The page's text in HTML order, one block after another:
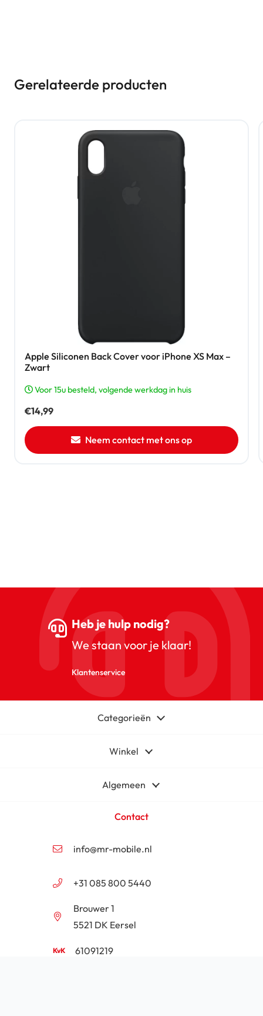
Gerelateerde producten
Apple Siliconen Back Cover voor iPhone XS Max –
Zwart
Voor 15u besteld, volgende werkdag in huis
€14,99
Neem contact met ons op
Heb je hulp nodig?
We staan voor je klaar!
Klantenservice
Categorieën
Winkel
Algemeen
Contact
info@mr-mobile.nl
+31 085 800 5440
Brouwer 1
5521 DK Eersel
61091219